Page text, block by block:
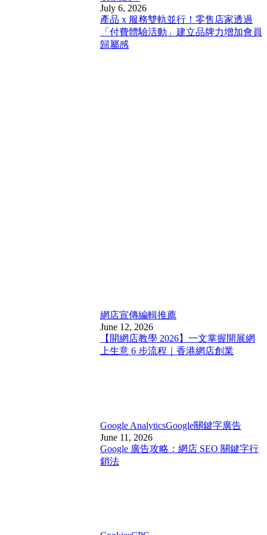
July 6, 2026
產品 x 服務雙軌並行！零售店家透過
「付費體驗活動」建立品牌力增加會員
歸屬感
網店宣傳編輯推薦
June 12, 2026
【開網店教學 2026】一文掌握開展網
上生意 6 步流程｜香港網店創業
Google AnalyticsGoogle關鍵字廣告
June 11, 2026
Google 廣告攻略：網店 SEO 關鍵字行
銷法